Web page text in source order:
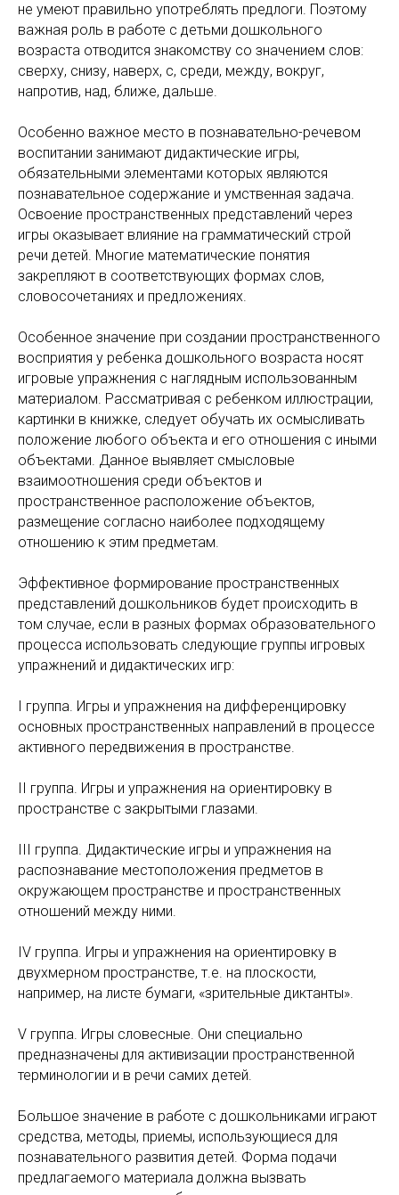
не умеют правильно употреблять предлоги. Поэтому
важная роль в работе с детьми дошкольного
возраста отводится знакомству со значением слов:
сверху, снизу, наверх, с, среди, между, вокруг,
напротив, над, ближе, дальше.
Особенно важное место в познавательно-речевом
воспитании занимают дидактические игры,
обязательными элементами которых являются
познавательное содержание и умственная задача.
Освоение пространственных представлений через
игры оказывает влияние на грамматический строй
речи детей. Многие математические понятия
закрепляют в соответствующих формах слов,
словосочетаниях и предложениях.
Особенное значение при создании пространственного
восприятия у ребенка дошкольного возраста носят
игровые упражнения с наглядным использованным
материалом. Рассматривая с ребенком иллюстрации,
картинки в книжке, следует обучать их осмысливать
положение любого объекта и его отношения с иными
объектами. Данное выявляет смысловые
взаимоотношения среди объектов и
пространственное расположение объектов,
размещение согласно наиболее подходящему
отношению к этим предметам.
Эффективное формирование пространственных
представлений дошкольников будет происходить в
том случае, если в разных формах образовательного
процесса использовать следующие группы игровых
упражнений и дидактических игр:
I группа. Игры и упражнения на дифференцировку
основных пространственных направлений в процессе
активного передвижения в пространстве.
II группа. Игры и упражнения на ориентировку в
пространстве с закрытыми глазами.
III группа. Дидактические игры и упражнения на
распознавание местоположения предметов в
окружающем пространстве и пространственных
отношений между ними.
IV группа. Игры и упражнения на ориентировку в
двухмерном пространстве, т.е. на плоскости,
например, на листе бумаги, «зрительные диктанты».
V группа. Игры словесные. Они специально
предназначены для активизации пространственной
терминологии и в речи самих детей.
Большое значение в работе с дошкольниками играют
средства, методы, приемы, использующиеся для
познавательного развития детей. Форма подачи
предлагаемого материала должна вызвать